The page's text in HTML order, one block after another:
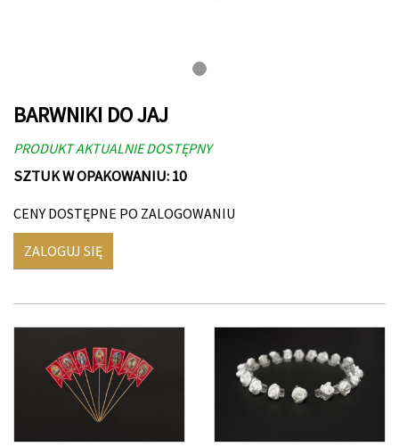
BARWNIKI DO JAJ
PRODUKT AKTUALNIE DOSTĘPNY
SZTUK W OPAKOWANIU: 10
CENY DOSTĘPNE PO ZALOGOWANIU
ZALOGUJ SIĘ